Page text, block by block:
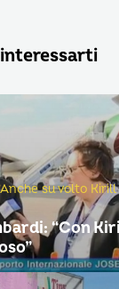
su volto
“Con